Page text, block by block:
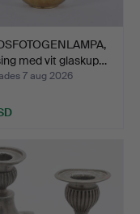
med vit glaskup…
7 aug 2026